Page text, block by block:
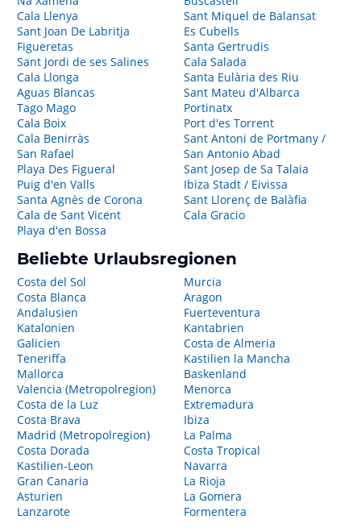
Cala Llenya
Sant Joan De Labritja
Figueretas
Sant Jordi de ses Salines
Cala Llonga
Aguas Blancas
Tago Mago
Cala Boix
Cala Benirràs
San Rafael
Playa Des Figueral
Puig d'en Valls
Santa Agnès de Corona
Cala de Sant Vicent
Playa d'en Bossa
Sant Miquel de Balansat
Es Cubells
Santa Gertrudis
Cala Salada
Santa Eulària des Riu
Sant Mateu d'Albarca
Portinatx
Port d'es Torrent
Sant Antoni de Portmany /
San Antonio Abad
Sant Josep de Sa Talaia
Ibiza Stadt / Eivissa
Sant Llorenç de Balàfia
Cala Gracio
Beliebte Urlaubsregionen
Costa del Sol
Costa Blanca
Andalusien
Katalonien
Galicien
Teneriffa
Mallorca
Valencia (Metropolregion)
Costa de la Luz
Costa Brava
Madrid (Metropolregion)
Costa Dorada
Kastilien-Leon
Gran Canaria
Asturien
Lanzarote
Murcia
Aragon
Fuerteventura
Kantabrien
Costa de Almeria
Kastilien la Mancha
Baskenland
Menorca
Extremadura
Ibiza
La Palma
Costa Tropical
Navarra
La Rioja
La Gomera
Formentera